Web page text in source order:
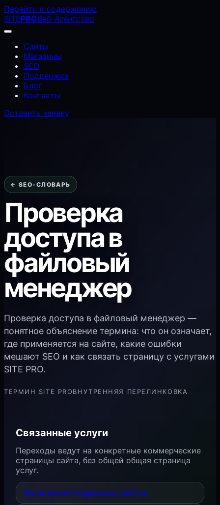
Перейти к содержанию
SITEPROВеб-Агентство
Сайты
Магазины
SEO
Поддержка
Блог
Контакты
Оставить заявку
← SEO-СЛОВАРЬ
Проверка
доступа в
файловый
менеджер
Проверка доступа в файловый менеджер —
понятное объяснение термина: что он означает,
где применяется на сайте, какие ошибки
мешают SEO и как связать страницу с услугами
SITE PRO.
ТЕРМИН SITE PROВНУТРЕННЯЯ ПЕРЕЛИНКОВКА
Связанные услуги
Переходы ведут на конкретные коммерческие
страницы сайта, без общей общая страница
услуг.
Техническая поддержка сайтов